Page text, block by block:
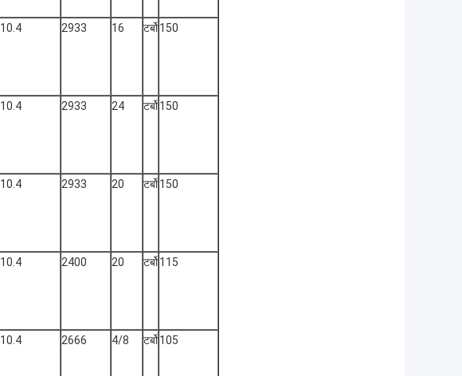
10.4 2933 16 टर्बो150
10.4 2933 24 टर्बो150
10.4 2933 20 टर्बो150
10.4 2400 20 टर्बो115
10.4 2666 4/8 टर्बो105